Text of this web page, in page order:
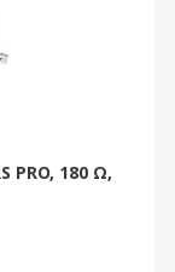
PRO, 180 Ω,